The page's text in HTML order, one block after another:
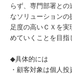
らず、専門部署と
なソリューション
足度の高いＣＸを
めていくことを目指
◆具体的には
・顧客対象は個人